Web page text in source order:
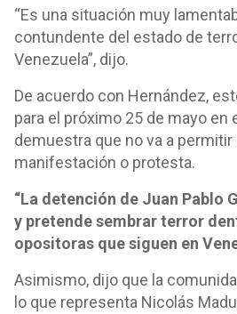
“Es una situación muy
contundente del estado de
Venezuela”, dijo.
De acuerdo con Hernández,
para el próximo 25 de mayo en
demuestra que no va a
manifestación o protesta.
“La detención de Juan Pablo
y pretende sembrar terror
opositoras que siguen en
Asimismo, dijo que la
lo que representa Nicolás